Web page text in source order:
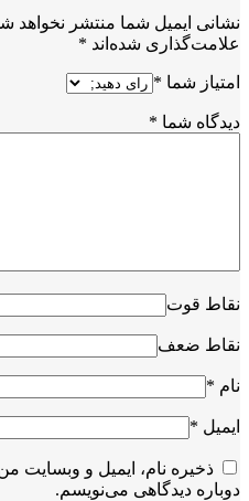
نشانی ایمیل شما منتشر نخواهد
علامت‌گذاری شده‌اند *
امتیاز شما *
دیدگاه شما *
نقاط قوت
نقاط ضعف
نام *
ایمیل *
ذخیره نام، ایمیل و وبسایت
دوباره دیدگاهی می‌نویسم.